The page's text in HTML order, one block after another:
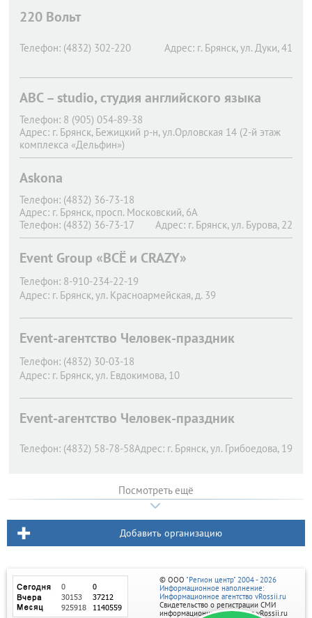
220 Вольт
Телефон: (4832) 302-220 Адрес: г. Брянск, ул. Дуки, 41
ABC – studio, студия английского языка
Телефон: 8 (905) 054-89-38
Адрес: г. Брянск, Бежицкий р-н, ул.Орловская 14 (2-й этаж
комплекса «Дельфин»)
Askona
Телефон: (4832) 36-73-18
Адрес: г. Брянск, просп. Московский, 6А
Телефон: (4832) 36-73-17 Адрес: г. Брянск, ул. Бурова, 22
Телефон: (4832) 36-73-14
Адрес:
г. Брянск,
ул. 3 Интернационала, 8
Телефон: (4832) 62-01-15
Адрес:
г. Брянск, ул. Красноармейская, 128
Event Group «ВСЁ и CRAZY»
Телефон: 8-910-234-22-19
Адрес: г. Брянск, ул. Красноармейская, д. 39
Event-агентство Человек-праздник
Телефон: (4832) 30-03-18
Адрес: г. Брянск, ул. Евдокимова, 10
Event-агентство Человек-праздник
Телефон: (4832) 58-78-58Адрес: г. Брянск, ул. Грибоедова, 19
Посмотреть ещё
Добавить организацию
© ООО "Регион центр" 2004 - 2026
Информационное наполнение:
Информационное агентство vRossii.ru
Свидетельство о регистрации СМИ
информационного агентства vRossii.ru